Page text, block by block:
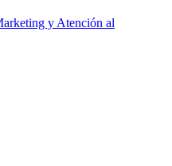
y Atención al